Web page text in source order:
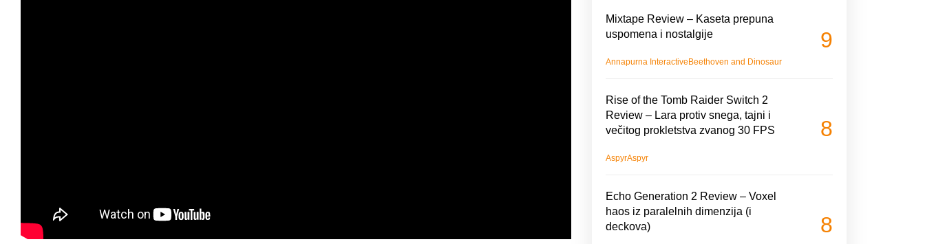
Mixtape Review – Kaseta prepuna
uspomena i nostalgije
Annapurna Interactive Beethoven and Dinosaur
9
Rise of the Tomb Raider Switch 2
Review – Lara protiv snega, tajni i
večitog prokletstva zvanog 30 FPS
AspyrAspyr
8
Echo Generation 2 Review – Voxel
haos iz paralelnih dimenzija (i
deckova)
8